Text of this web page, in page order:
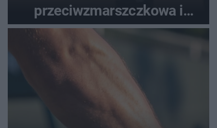
przeciwzmarszczkowa i
regenerująca